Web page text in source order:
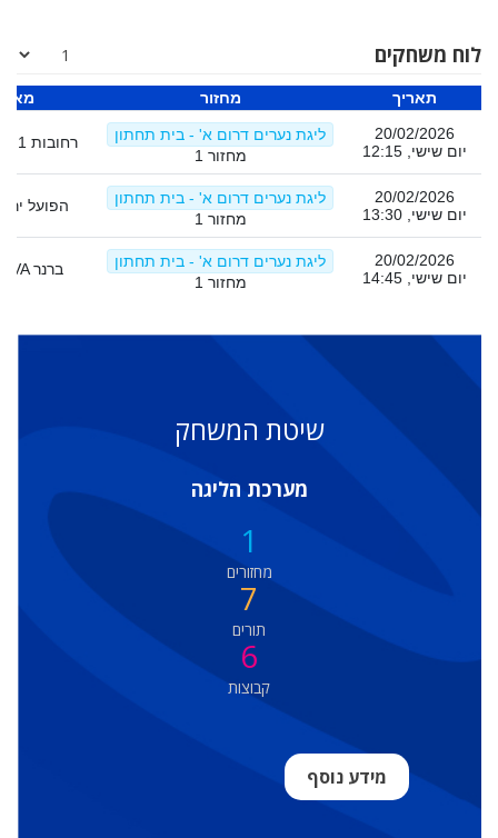
לוח משחקים
מחזור תאריך
מכבי SVA רחובות 1
ליגת נערים דרום א' - בית תחתון
מחזור 1
20/02/2026
יום שישי, 12:15
הפועל
ליגת נערים דרום א' - בית תחתון
מחזור 1
20/02/2026
יום שישי, 13:30
מכבי SVA ברנר
ליגת נערים דרום א' - בית תחתון
מחזור 1
20/02/2026
יום שישי, 14:45
שיטת המשחק
מערכת הליגה
1
מחזורים
7
תורים
6
קבוצות
מידע נוסף